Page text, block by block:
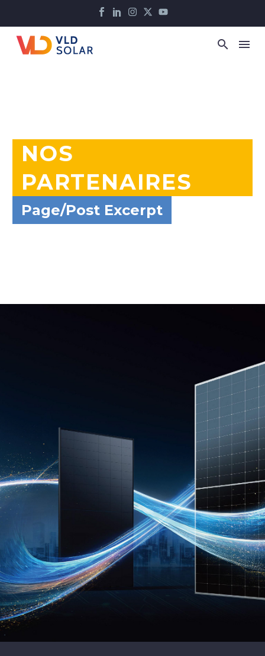
NOS
PARTENAIRES
Page/Post Excerpt